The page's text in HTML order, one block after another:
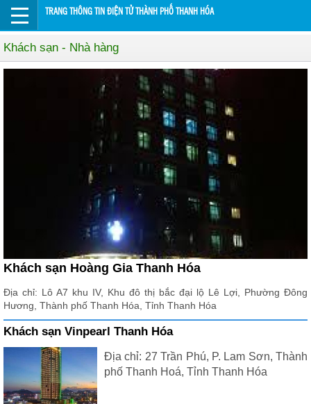
TRANG THÔNG TIN ĐIỆN TỬ THÀNH PHỐ THANH HÓA
Khách sạn - Nhà hàng
Khách sạn Hoàng Gia Thanh Hóa
Địa chỉ: Lô A7 khu IV, Khu đô thị bắc đại lộ Lê Lợi, Phường Đông
Hương, Thành phố Thanh Hóa, Tỉnh Thanh Hóa
Khách sạn Vinpearl Thanh Hóa
Địa chỉ: 27 Trần Phú, P. Lam Sơn, Thành
phố Thanh Hoá, Tỉnh Thanh Hóa